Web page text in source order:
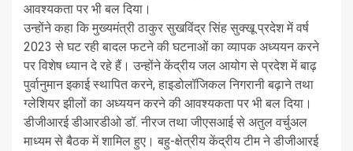
आवश्यकता पर भी बल दिया।
उन्होंने कहा कि मुख्यमंत्री ठाकुर सुखविंद्र सिंह सुक्खू प्रदेश में वर्ष
2023 से घट रही बादल फटने की घटनाओं का व्यापक अध्ययन करने
पर विशेष ध्यान दे रहे हैं। उन्होंने केंद्रीय जल आयोग से प्रदेश में बाढ़
पुर्वानुमान इकाई स्थापित करने, हाइडोलॉजिकल निगरानी बढ़ाने तथा
ग्लेशियर झीलों का अध्ययन करने की आवश्यकता पर भी बल दिया।
डीजीआरई डीआरडीओ डॉ. नीरज तथा जीएसआई से अतुल वर्चुअल
माध्यम से बैठक में शामिल हुए। बहु-क्षेत्रीय केंद्रीय टीम ने डीजीआरई